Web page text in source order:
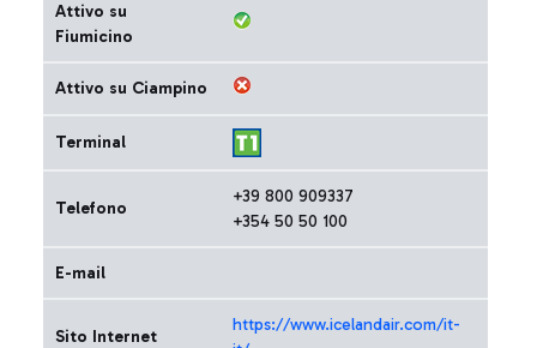
Attivo su
Fiumicino
Attivo su Ciampino
Terminal
Telefono
+39 800 909337
+354 50 50 100
E-mail
Sito Internet
https://www.icelandair.com/it-